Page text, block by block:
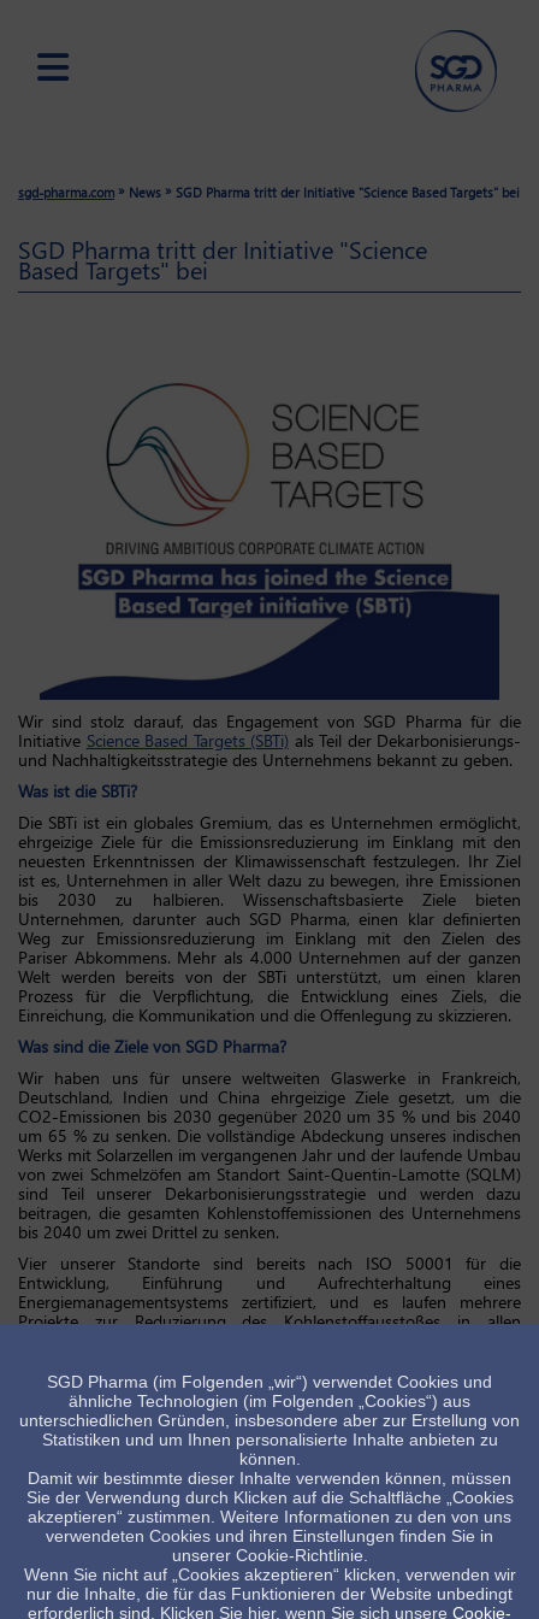
content
sgd-pharma.com » News » SGD Pharma tritt der Initiative "Science Based Targets" bei
SGD Pharma tritt der Initiative "Science
Based Targets" bei
Wir sind stolz darauf, das Engagement von SGD Pharma für die
Initiative Science Based Targets (SBTi) als Teil der Dekarbonisierungs-
und Nachhaltigkeitsstrategie des Unternehmens bekannt zu geben.
Was ist die SBTi?
Die SBTi ist ein globales Gremium, das es Unternehmen ermöglicht,
ehrgeizige Ziele für die Emissionsreduzierung im Einklang mit den
neuesten Erkenntnissen der Klimawissenschaft festzulegen. Ihr Ziel
ist es, Unternehmen in aller Welt dazu zu bewegen, ihre Emissionen
bis 2030 zu halbieren. Wissenschaftsbasierte Ziele bieten
Unternehmen, darunter auch SGD Pharma, einen klar definierten
Weg zur Emissionsreduzierung im Einklang mit den Zielen des
Pariser Abkommens. Mehr als 4.000 Unternehmen auf der ganzen
Welt werden bereits von der SBTi unterstützt, um einen klaren
Prozess für die Verpflichtung, die Entwicklung eines Ziels, die
Einreichung, die Kommunikation und die Offenlegung zu skizzieren.
Was sind die Ziele von SGD Pharma?
Wir haben uns für unsere weltweiten Glaswerke in Frankreich,
Deutschland, Indien und China ehrgeizige Ziele gesetzt, um die
CO2-Emissionen bis 2030 gegenüber 2020 um 35 % und bis 2040
um 65 % zu senken. Die vollständige Abdeckung unseres indischen
Werks mit Solarzellen im vergangenen Jahr und der laufende Umbau
von zwei Schmelzöfen am Standort Saint-Quentin-Lamotte (SQLM)
sind Teil unserer Dekarbonisierungsstrategie und werden dazu
beitragen, die gesamten Kohlenstoffemissionen des Unternehmens
bis 2040 um zwei Drittel zu senken.
Vier unserer Standorte sind bereits nach ISO 50001 für die
Entwicklung, Einführung und Aufrechterhaltung eines
Energiemanagementsystems zertifiziert, und es laufen mehrere
Projekte zur Reduzierung des Kohlenstoffausstoßes in allen
Nächste Schritte
Als nächsten Schritt im Verpflichtungsprozess arbeitet SGD Pharma
derzeit mit der SBTi am 1,5°C-Dekarbonisierungspfad. Damit ist SGD
Pharma eines der wenigen Unternehmen seiner Branche mit einer
offiziellen SBTi-Klimaambition.
Möchten Sie mehr über unsere CSR-Bemühungen erfahren? Laden
Sie hier unseren Bericht 2022herunter
SGD Pharma (im Folgenden „wir“) verwendet Cookies und
ähnliche Technologien (im Folgenden „Cookies“) aus
unterschiedlichen Gründen, insbesondere aber zur Erstellung von
Statistiken und um Ihnen personalisierte Inhalte anbieten zu
können.
Damit wir bestimmte dieser Inhalte verwenden können, müssen
Sie der Verwendung durch Klicken auf die Schaltfläche „Cookies
akzeptieren“ zustimmen. Weitere Informationen zu den von uns
verwendeten Cookies und ihren Einstellungen finden Sie in
unserer Cookie-Richtlinie.
Wenn Sie nicht auf „Cookies akzeptieren“ klicken, verwenden wir
nur die Inhalte, die für das Funktionieren der Website unbedingt
erforderlich sind. Klicken Sie hier, wenn Sie sich unsere Cookie-